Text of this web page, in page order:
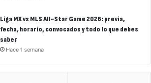
Liga MX vs MLS All-Star Game 2026: previa,
fecha, horario, convocados y todo lo que debes
saber
Hace 1 semana